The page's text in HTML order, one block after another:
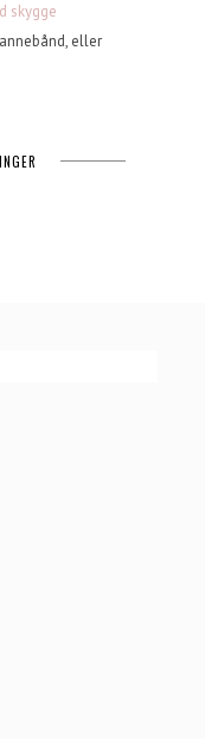
skygge
eller